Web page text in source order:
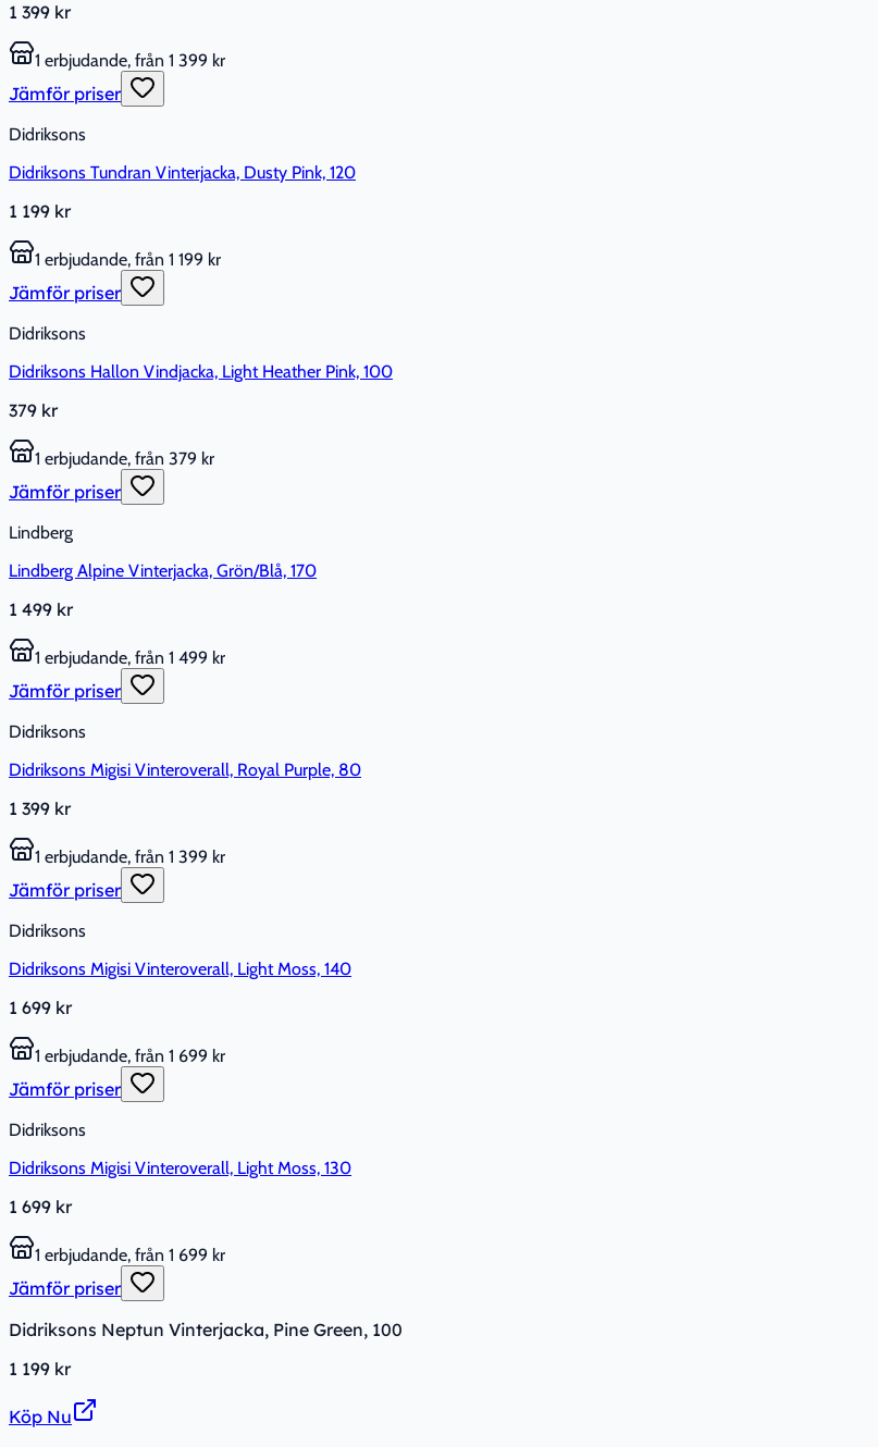
1 399 kr
1 erbjudande, från 1 399 kr
Jämför priser
Didriksons
Didriksons Tundran Vinterjacka, Dusty Pink, 120
1 199 kr
1 erbjudande, från 1 199 kr
Jämför priser
Didriksons
Didriksons Hallon Vindjacka, Light Heather Pink, 100
379 kr
1 erbjudande, från 379 kr
Jämför priser
Lindberg
Lindberg Alpine Vinterjacka, Grön/Blå, 170
1 499 kr
1 erbjudande, från 1 499 kr
Jämför priser
Didriksons
Didriksons Migisi Vinteroverall, Royal Purple, 80
1 399 kr
1 erbjudande, från 1 399 kr
Jämför priser
Didriksons
Didriksons Migisi Vinteroverall, Light Moss, 140
1 699 kr
1 erbjudande, från 1 699 kr
Jämför priser
Didriksons
Didriksons Migisi Vinteroverall, Light Moss, 130
1 699 kr
1 erbjudande, från 1 699 kr
Jämför priser
Didriksons Neptun Vinterjacka, Pine Green, 100
1 199 kr
Köp Nu